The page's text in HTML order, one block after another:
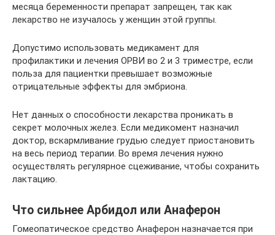
месяца беременности препарат запрещен, так как
лекарство не изучалось у женщин этой группы.
Допустимо использовать медикамент для
профилактики и лечения ОРВИ во 2 и 3 триместре, если
польза для пациентки превышает возможные
отрицательные эффекты для эмбриона.
Нет данных о способности лекарства проникать в
секрет молочных желез. Если медикомент назначил
доктор, вскармливание грудью следует приостановить
на весь период терапии. Во время лечения нужно
осуществлять регулярное сцеживание, чтобы сохранить
лактацию.
Что сильнее Арбидол или Анаферон
Гомеопатическое средство Анаферон назначается при